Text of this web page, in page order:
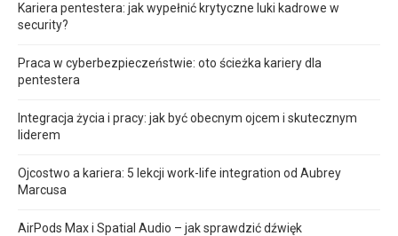
Kariera pentestera: jak wypełnić krytyczne luki kadrowe w
security?
Praca w cyberbezpieczeństwie: oto ścieżka kariery dla
pentestera
Integracja życia i pracy: jak być obecnym ojcem i skutecznym
liderem
Ojcostwo a kariera: 5 lekcji work-life integration od Aubrey
Marcusa
AirPods Max i Spatial Audio – jak sprawdzić dźwięk